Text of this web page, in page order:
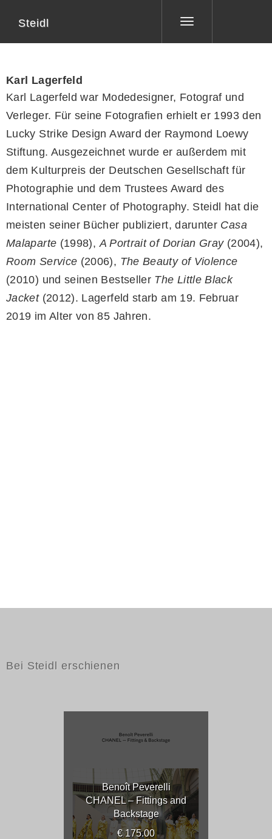
Toggle
Steidl
Karl Lagerfeld
Karl Lagerfeld war Modedesigner, Fotograf und
Verleger. Für seine Fotografien erhielt er 1993 den
Lucky Strike Design Award der Raymond Loewy
Stiftung. Ausgezeichnet wurde er außerdem mit
dem Kulturpreis der Deutschen Gesellschaft für
Photographie und dem Trustees Award des
International Center of Photography. Steidl hat die
meisten seiner Bücher publiziert, darunter Casa
Malaparte (1998),A Portrait of Dorian Gray(2004),
Room Service (2006), The Beauty of Violence
(2010) und seinen Bestseller The Little Black
Jacket(2012). Lagerfeld starb am 19. Februar
2019 im Alter von 85 Jahren.
Bei Steidl erschienen
Benoît Peverelli
CHANEL – Fittings and
Backstage
€ 175.00